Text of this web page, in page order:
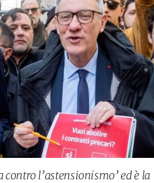
l’astensionismo’ ed è la